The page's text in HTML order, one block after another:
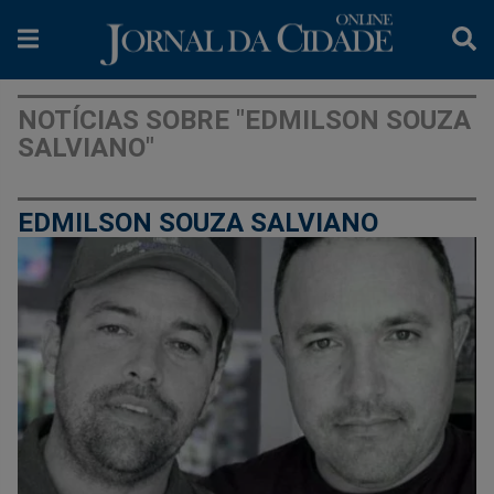
NOTÍCIAS SOBRE "EDMILSON SOUZA
SALVIANO"
EDMILSON SOUZA SALVIANO